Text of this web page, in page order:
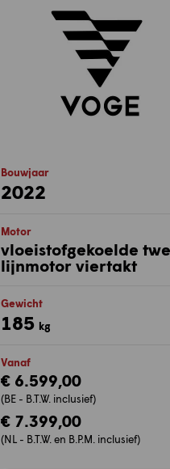
Bouwjaar
2022
Motor
vloeistofgekoelde
lijnmotor viertakt
Gewicht
185 kg
Vanaf
€ 6.599,00
(BE - B.T.W. inclusief)
€ 7.399,00
(NL - B.T.W. en B.P.M. inclusief)